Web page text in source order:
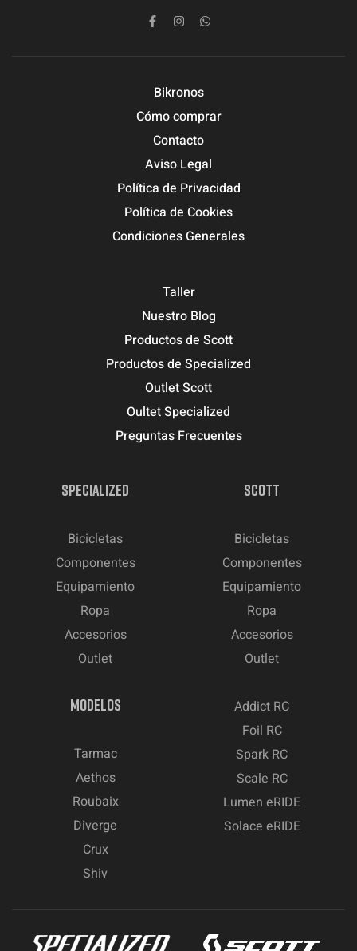
Bikronos
Cómo comprar
Contacto
Aviso Legal
Política de Privacidad
Política de Cookies
Condiciones Generales
Taller
Nuestro Blog
Productos de Scott
Productos de Specialized
Outlet Scott
Oultet Specialized
Preguntas Frecuentes
SPECIALIZED
Bicicletas
Componentes
Equipamiento
Ropa
Accesorios
Outlet
SCOTT
Bicicletas
Componentes
Equipamiento
Ropa
Accesorios
Outlet
MODELOS
Tarmac
Aethos
Roubaix
Diverge
Crux
Shiv
Addict RC
Foil RC
Spark RC
Scale RC
Lumen eRIDE
Solace eRIDE